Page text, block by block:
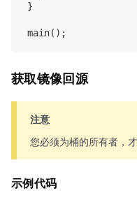
}
获取镜像回源
注意
您必须为桶的所有者，
示例代码